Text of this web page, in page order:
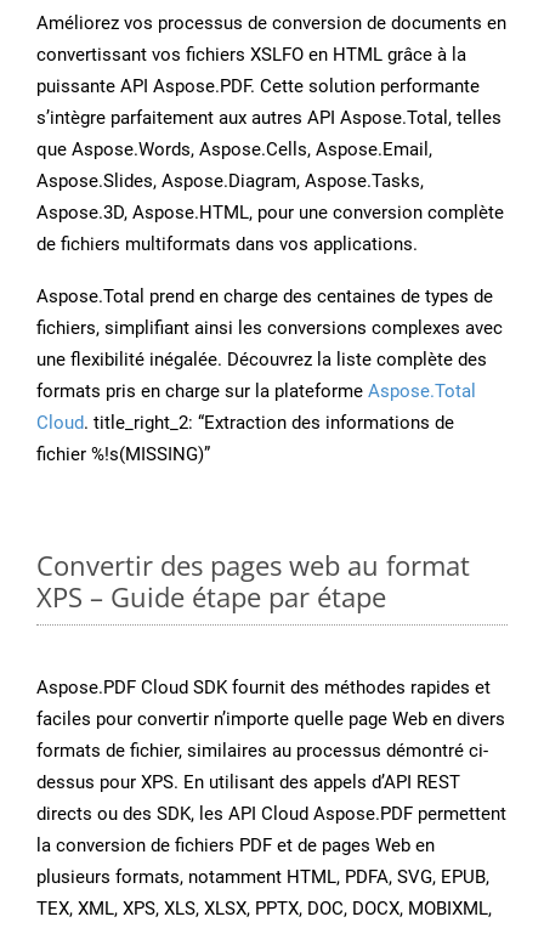
Améliorez vos processus de conversion de documents en
convertissant vos fichiers XSLFO en HTML grâce à la
puissante API Aspose.PDF. Cette solution performante
s’intègre parfaitement aux autres API Aspose.Total, telles
que Aspose.Words, Aspose.Cells, Aspose.Email,
Aspose.Slides, Aspose.Diagram, Aspose.Tasks,
Aspose.3D, Aspose.HTML, pour une conversion complète
de fichiers multiformats dans vos applications.
Aspose.Total prend en charge des centaines de types de
fichiers, simplifiant ainsi les conversions complexes avec
une flexibilité inégalée. Découvrez la liste complète des
formats pris en charge sur la plateforme Aspose.Total
Cloud. title_right_2: “Extraction des informations de
fichier %!s(MISSING)”
Convertir des pages web au format
XPS – Guide étape par étape
Aspose.PDF Cloud SDK fournit des méthodes rapides et
faciles pour convertir n’importe quelle page Web en divers
formats de fichier, similaires au processus démontré ci-
dessus pour XPS. En utilisant des appels d’API REST
directs ou des SDK, les API Cloud Aspose.PDF permettent
la conversion de fichiers PDF et de pages Web en
plusieurs formats, notamment HTML, PDFA, SVG, EPUB,
TEX, XML, XPS, XLS, XLSX, PPTX, DOC, DOCX, MOBIXML,